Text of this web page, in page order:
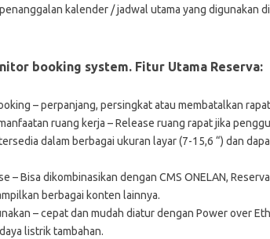
kalender / jadwal utama yang digunakan
booking system. Fitur Utama Reserva:
– perpanjang, persingkat atau membatalkan
ruang kerja – Release ruang rapat jika
dalam berbagai ukuran layar (7-15,6 “) dan
– Bisa dikombinasikan dengan CMS ONELAN,
berbagai konten lainnya.
– cepat dan mudah diatur dengan Power over
listrik tambahan.